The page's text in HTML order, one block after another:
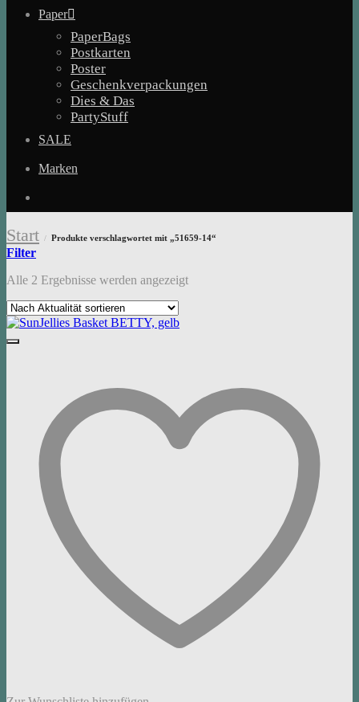
Paper
PaperBags
Postkarten
Poster
Geschenkverpackungen
Dies & Das
PartyStuff
SALE
Marken
Start / Produkte verschlagwortet mit „51659-14“
Filter
Alle 2 Ergebnisse werden angezeigtNach